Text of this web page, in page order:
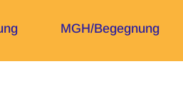
MGH/Begegnung